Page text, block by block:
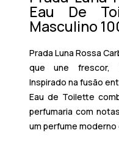
Eau De
Masculino
Prada Luna Rossa
que une frescor,
Inspirado na fusão
Eau de Toilette
perfumaria com
um perfume moderno